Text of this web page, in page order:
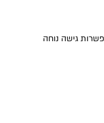
גישה נוחה